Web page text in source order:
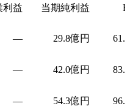
利益 当期純利益
— 29.8億円
— 42.0億円
— 54.3億円